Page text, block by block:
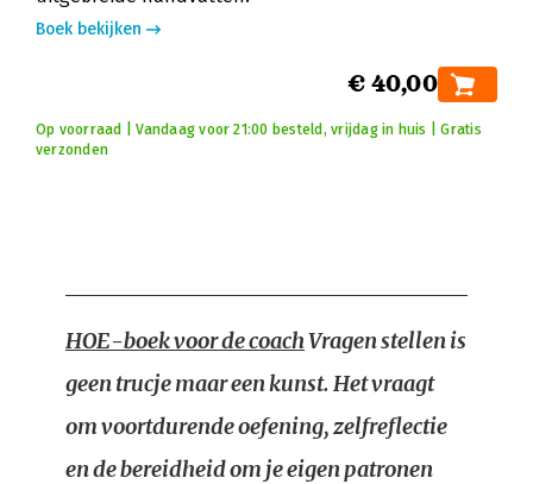
Boek bekijken
€ 40,00
Op voorraad | Vandaag voor 21:00 besteld, vrijdag in huis | Gratis
verzonden
HOE-boek voor de coachVragen stellen is
geen trucje maar een kunst. Het vraagt
om voortdurende oefening, zelfreflectie
en de bereidheid om je eigen patronen